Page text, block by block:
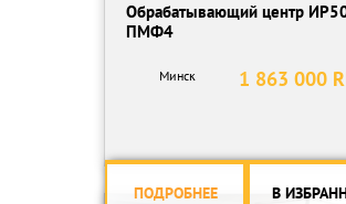
Обрабатывающий центр
ПМФ4
1 863 000
Минск
ПОДРОБНЕЕ В